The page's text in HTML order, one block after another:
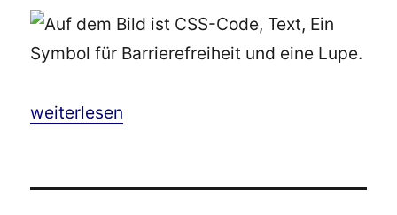
„CSS lernen leicht gemacht: Strategische
weiterlesen